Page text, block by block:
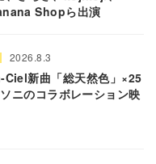
Shopら出演
2026.8.3
Ciel新曲「総天然色」×25
ニのコラボレーション映